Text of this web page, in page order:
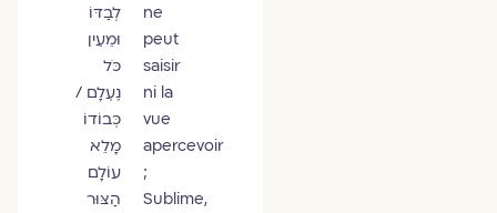
ne
peut
saisir
ni la
vue
apercevoir
Sublime,
לְבַדּוֹ
וּמֵעֵין
כֹּל
נֶעְלָם /
כְּבוֹדוֹ
מָלֵא
עוֹלָם
הַצּוּר